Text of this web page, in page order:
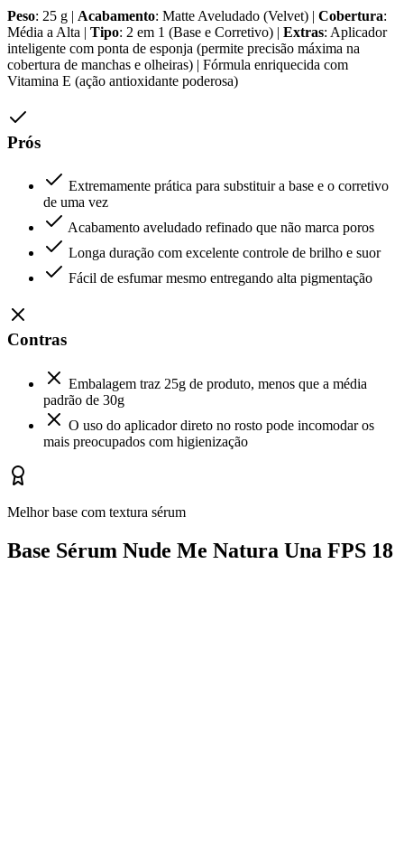
Peso: 25 g | Acabamento: Matte Aveludado (Velvet) | Cobertura:
Média a Alta | Tipo: 2 em 1 (Base e Corretivo) | Extras: Aplicador
inteligente com ponta de esponja (permite precisão máxima na
cobertura de manchas e olheiras) | Fórmula enriquecida com
Vitamina E (ação antioxidante poderosa)
Prós
Extremamente prática para substituir a base e o corretivo
de uma vez
Acabamento aveludado refinado que não marca poros
Longa duração com excelente controle de brilho e suor
Fácil de esfumar mesmo entregando alta pigmentação
Contras
Embalagem traz 25g de produto, menos que a média
padrão de 30g
O uso do aplicador direto no rosto pode incomodar os
mais preocupados com higienização
Melhor base com textura sérum
Base Sérum Nude Me Natura Una FPS 18